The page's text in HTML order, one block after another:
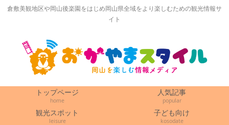
倉敷美観地区や岡山後楽園をはじめ岡山県全域をより楽しむための観光情報サ
イト
トップページ
home
人気記事
popular
観光スポット
leisure
子ども向け
kosodate